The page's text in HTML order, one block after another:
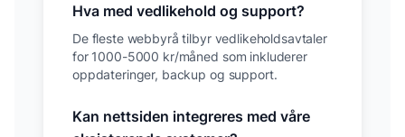
Hva med vedlikehold og support?
De fleste webbyrå tilbyr vedlikeholdsavtaler
for 1000-5000 kr/måned som inkluderer
oppdateringer, backup og support.
Kan nettsiden integreres med våre